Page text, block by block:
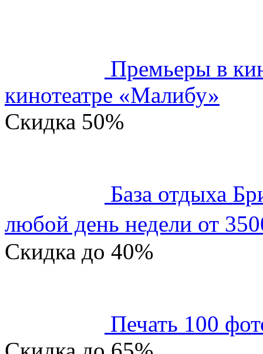
Премьеры в
кинотеатре «Малибу»
Скидка 50%
База отдыха
любой день недели от
Скидка до 40%
Печать 100